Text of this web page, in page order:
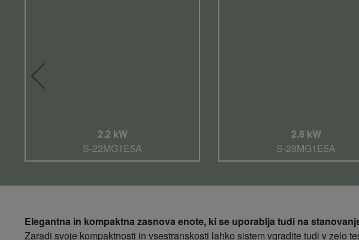
2.2 kW
S-22MG1E5A
2.8 kW
S-28MG1E5A
Elegantna in kompaktna zasnova enote, ki se uporablja tudi na
Zaradi svoje kompaktnosti in vsestranskosti lahko sistem vgradite tudi v zelo